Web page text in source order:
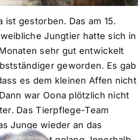
ist gestorben. Das am 15.
Jungtier hatte sich in
sehr gut entwickelt
geworden. Es gab
es dem kleinen Affen nicht
war Oona plötzlich nicht
Das Tierpflege-Team
Junge wieder an das